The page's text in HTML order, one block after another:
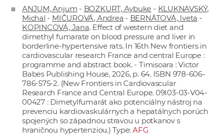
ANJUM, Anjum - BOZKURT, Aybuke - KLUKNAVSKÝ,
Michal - MIČUROVÁ, Andrea - BERNÁTOVÁ, Iveta -
KOPINCOVÁ, Jana. Effect of western diet and
dimethyl fumarate on blood pressure and liver in
borderline-hypertensive rats. In 16th New frontiers in
cardiovascular research France and central Europe :
programme and abstract book. - Timisoara : Victor
Babes Publishing House, 2026, p. 64. ISBN 978-606-
786-575-2. (New Frontiers in Cardiovascular
Research France and Central Europe. 09I03-03-V04-
00427 : Dimetylfumarát ako potenciálny nástroj na
prevenciu kardiovaskulárnych a hepatálnych porúch
spojených so západnou stravou u potkanov s
hraničnou hypertenziou.) Type:AFG